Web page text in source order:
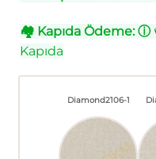
🏘 Kapıda Ödeme: ⓘ
Kapıda
Diamond2106-1